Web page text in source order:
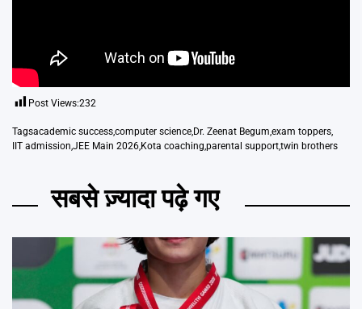
Post Views:232
Tagsacademic success,computer science,Dr. Zeenat Begum,exam toppers,
IIT admission,JEE Main 2026,Kota coaching,parental support,twin brothers
सबसे ज़्यादा पढ़े गए